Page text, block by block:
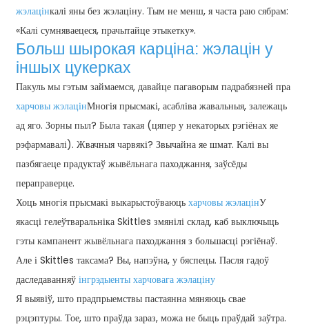
жэлацінкалі яны без жэлаціну. Тым не менш, я часта раю сябрам:
«Калі сумняваецеся, прачытайце этыкетку».
Больш шырокая карціна: жэлацін у
іншых цукерках
Пакуль мы гэтым займаемся, давайце пагаворым падрабязней пра
харчовы жэлацінМногія прысмакі, асабліва жавальныя, залежаць
ад яго. Зорны пыл? Была такая (цяпер у некаторых рэгіёнах яе
рэфармавалі). Жвачныя чарвякі? Звычайна яе шмат. Калі вы
пазбягаеце прадуктаў жывёльнага паходжання, заўсёды
пераправерце.
Хоць многія прысмакі выкарыстоўваюць харчовы жэлацінУ
якасці гелеўтваральніка Skittles змянілі склад, каб выключыць
гэты кампанент жывёльнага паходжання з большасці рэгіёнаў.
Але і Skittles таксама? Вы, напэўна, у бяспецы. Пасля гадоў
даследаванняў інгрэдыенты харчовага жэлаціну
Я выявіў, што прадпрыемствы пастаянна мяняюць свае
рэцэптуры. Тое, што праўда зараз, можа не быць праўдай заўтра.